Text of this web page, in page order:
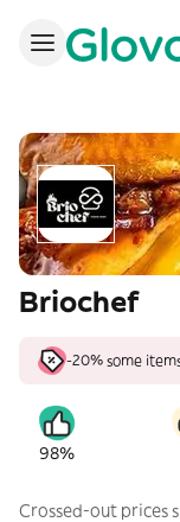
Briochef
-20% some
98%
Crossed-out prices